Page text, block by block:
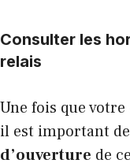
Consulter les
relais
Une fois que
il est important
d’ouverture de